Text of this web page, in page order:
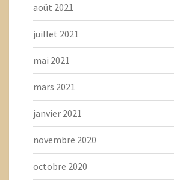
août 2021
juillet 2021
mai 2021
mars 2021
janvier 2021
novembre 2020
octobre 2020